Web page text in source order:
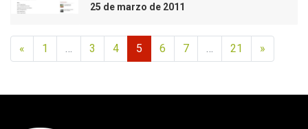
25 de marzo de 2011
« 1 3 4 5 6 7 21 »